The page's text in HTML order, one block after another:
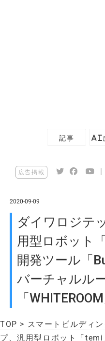
記事 AI
広告掲載
2020-09-09
ダイワロジテ
用型ロボット
開発ツール「
バーチャルル
「
TOP > スマートビルディン
プ、汎用型ロボット「